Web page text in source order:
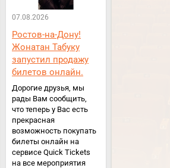
07.08.2026
Ростов-на-Дону!
Жонатан Табуку
запустил продажу
билетов онлайн.
Дорогие друзья, мы
рады Вам сообщить,
что теперь у Вас есть
прекрасная
возможность покупать
билеты онлайн на
сервисе Quick Tickets
на все мероприятия